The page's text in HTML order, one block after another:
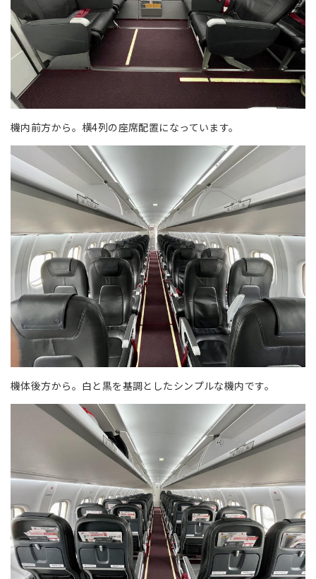
機内前方から。横4列の座席配置になっています。
機体後方から。白と黒を基調としたシンプルな機内です。